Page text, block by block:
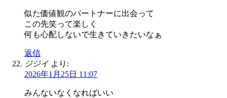
似た価値観のパートナーに出会って
この先笑って楽しく
何も心配しないで生きていきたいなぁ
返信
ジジイ より:
2026年1月25日 11:07
みんないなくなればいい